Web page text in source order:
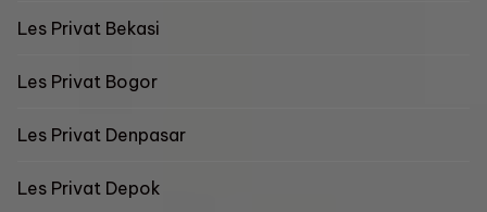
Les Privat Bekasi
Les Privat Bogor
Les Privat Denpasar
Les Privat Depok